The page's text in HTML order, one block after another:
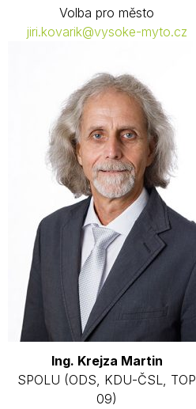
Volba pro město
jiri.kovarik@vysoke-myto.cz
Ing. Krejza Martin
SPOLU (ODS, KDU-ČSL, TOP
09)